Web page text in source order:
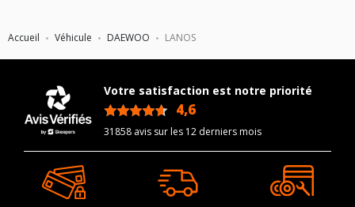
Accueil Véhicule DAEWOO LANOS
Votre satisfaction est notre priorité
4,6
31858 avis sur les 12 derniers mois